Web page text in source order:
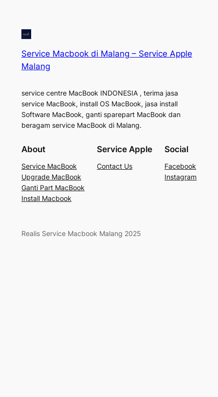
Service Macbook di Malang – Service Apple
Malang
service centre MacBook INDONESIA , terima jasa
service MacBook, install OS MacBook, jasa install
Software MacBook, ganti sparepart MacBook dan
beragam service MacBook di Malang.
About
Service MacBook
Upgrade MacBook
Ganti Part MacBook
Install Macbook
Service Apple
Contact Us
Social
Facebook
Instagram
Realis Service Macbook Malang 2025